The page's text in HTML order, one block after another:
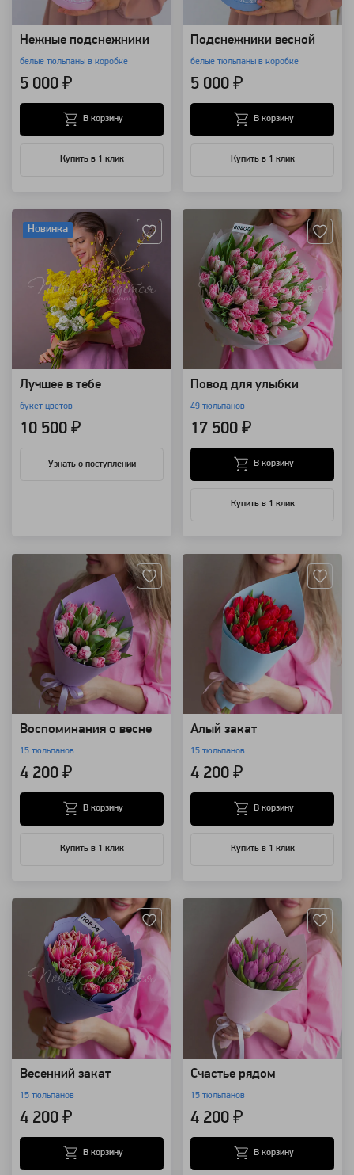
Нежные подснежники
белые тюльпаны в коробке
5 000 ₽
Купить в 1 клик
В корзину
Подснежники весной
белые тюльпаны в коробке
5 000 ₽
Купить в 1 клик
В корзину
Новинка
Лучшее в тебе
букет цветов
10 500 ₽
Узнать о поступлении
Повод для улыбки
49 тюльпанов
17 500 ₽
Купить в 1 клик
В корзину
Воспоминания о весне
15 тюльпанов
4 200 ₽
Купить в 1 клик
В корзину
Алый закат
15 тюльпанов
4 200 ₽
Купить в 1 клик
В корзину
Весенний закат
15 тюльпанов
4 200 ₽
В корзину
Счастье рядом
15 тюльпанов
4 200 ₽
В корзину